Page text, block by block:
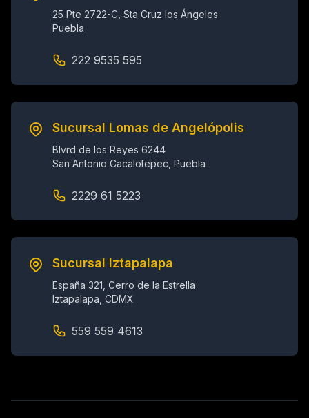
25 Pte 2722-C, Sta Cruz los Ángeles
Puebla
222 9535 595
Sucursal Lomas de Angelópolis
Blvrd de los Reyes 6244
San Antonio Cacalotepec, Puebla
2229 61 5223
Sucursal Iztapalapa
España 321, Cerro de la Estrella
Iztapalapa, CDMX
559 559 4613